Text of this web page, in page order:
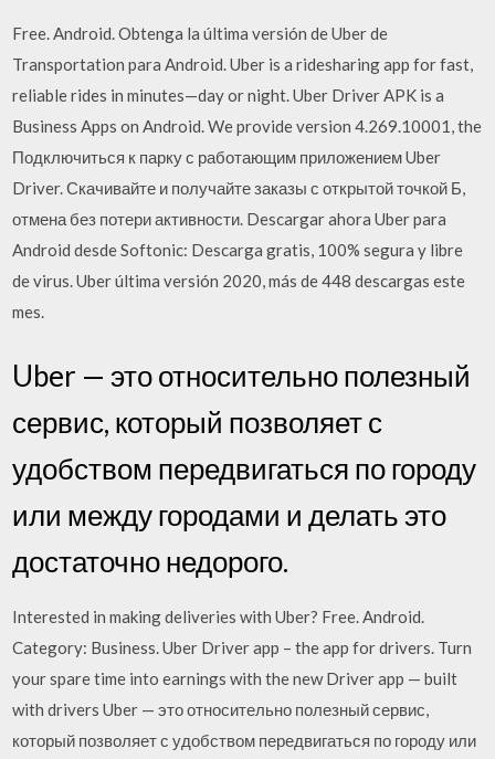
Free. Android. Obtenga la última versión de Uber de
Transportation para Android. Uber is a ridesharing app for fast,
reliable rides in minutes—day or night. Uber Driver APK is a
Business Apps on Android. We provide version 4.269.10001, the
Подключиться к парку с работающим приложением Uber
Driver. Скачивайте и получайте заказы с открытой точкой Б,
отмена без потери активности. Descargar ahora Uber para
Android desde Softonic: Descarga gratis, 100% segura y libre
de virus. Uber última versión 2020, más de 448 descargas este
mes.
Uber — это относительно полезный
сервис, который позволяет с
удобством передвигаться по городу
или между городами и делать это
достаточно недорого.
Interested in making deliveries with Uber? Free. Android.
Category: Business. Uber Driver app – the app for drivers. Turn
your spare time into earnings with the new Driver app — built
with drivers Uber — это относительно полезный сервис,
который позволяет с удобством передвигаться по городу или